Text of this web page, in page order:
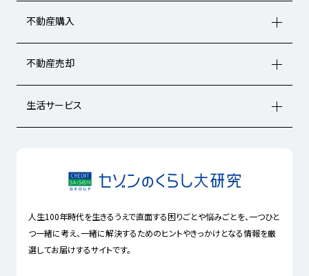
不動産購入
不動産売却
生活サービス
人生100年時代を生きるうえで直面する困りごとや悩みごとを、一つひと
つ一緒に考え、一緒に解決するためのヒントやきっかけとなる情報を厳
選してお届けするサイトです。